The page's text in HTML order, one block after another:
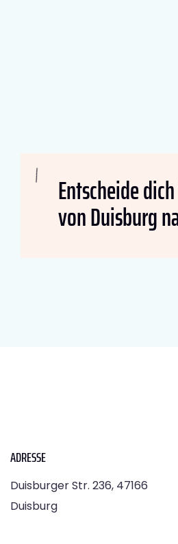
Entscheide
von Duisburg
ADRESSE
Duisburger Str. 236, 47166
Duisburg